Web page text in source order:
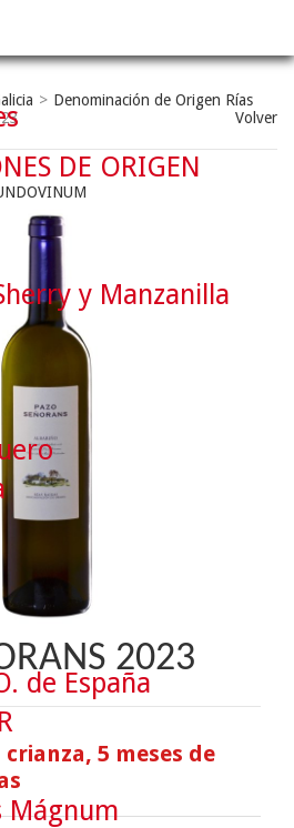
> Denominación de Origen Rías
Volver
2023
5 meses de
DE ORIGEN
y Manzanilla
de España
Mágnum